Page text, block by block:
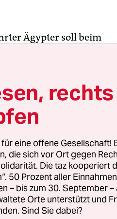
Ägypter soll beim
am Freitag der
mit dem Fall
dass die Kidnapper
am 13. Februar 2003
den Jet gewechselt
die Entführung
"Detailliert" habe
in Milan" des
Und sich die
rechts
eine offene Gesellschaft!
die sich vor Ort gegen
Die taz kooperiert
50 Prozent aller
– bis zum 30. September
Orte unterstützt und
Sind Sie dabei?